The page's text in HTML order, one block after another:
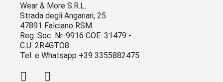
Wear & More S.R.L.
Strada degli Angariari, 25
47891 Falciano RSM
Reg. Soc. Nr. 9916 COE: 31479 -
C.U. 2R4GTO8
Tel. e Whatsapp +39 3355882475